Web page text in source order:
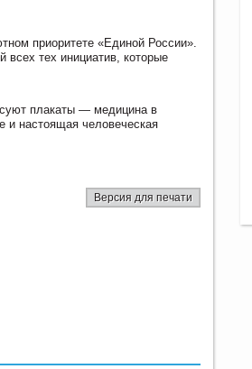
приоритете «Единой России».
всех тех инициатив, которые
плакаты — медицина в
и настоящая человеческая
Версия для печати